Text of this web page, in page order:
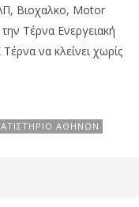
Βιοχαλκο, Motor
Τέρνα Ενεργειακή
να κλείνει χωρίς
ΑΘΗΝΏΝ